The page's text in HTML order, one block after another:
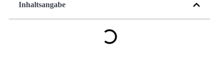
Inhaltsangabe